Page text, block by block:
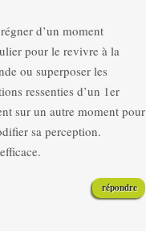
d’un moment
pour le revivre à la
ou superposer les
ressenties d’un 1er
sur un autre moment pour
sa perception.
répondre